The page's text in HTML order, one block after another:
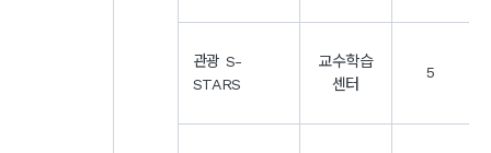
관광 S-
STARS
교수학습
센터
5